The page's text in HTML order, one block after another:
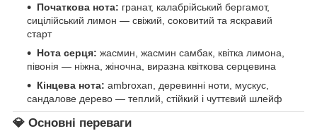
Початкова нота: гранат, калабрійський бергамот,
сицілійський лимон — свіжий, соковитий та яскравий
старт
Нота серця: жасмин, жасмин самбак, квітка лимона,
півонія — ніжна, жіночна, виразна квіткова серцевина
Кінцева нота: ambroxan, деревинні ноти, мускус,
сандалове дерево — теплий, стійкий і чуттєвий шлейф
💎 Основні переваги